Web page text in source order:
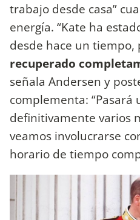
trabajo desde casa”
energía. “Kate ha
desde hace un tiempo,
recuperado
señala Andersen y
complementa: “Pasará
definitivamente varios
veamos involucrarse
horario de tiempo